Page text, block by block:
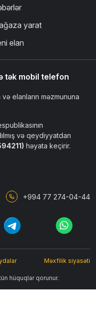
yarat
elan
tək mobil telefon
elanların məzmununa
və qeydiyyatdan
həyata keçirir.
+994 77 274-04-44
hüquqlar qorunur.
Məxfilik siyasəti